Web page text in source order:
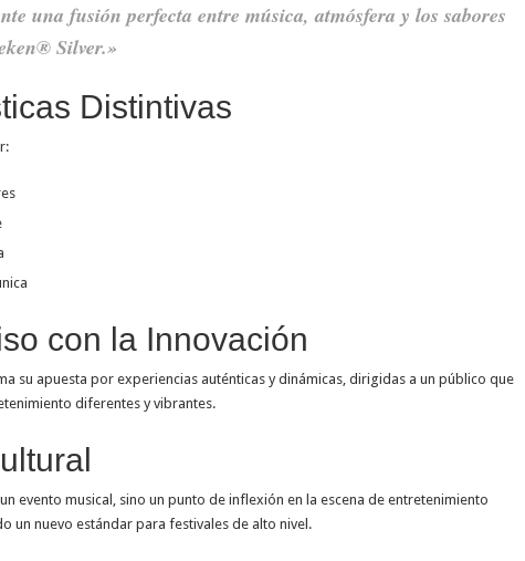
una fusión perfecta entre música, atmósfera y los sabores
Silver.»
Distintivas
con la Innovación
su apuesta por experiencias auténticas y dinámicas, dirigidas a un público que
diferentes y vibrantes.
evento musical, sino un punto de inflexión en la escena de entretenimiento
un nuevo estándar para festivales de alto nivel.